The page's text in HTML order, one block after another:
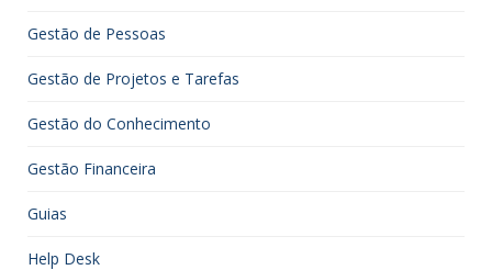
Gestão de Pessoas
Gestão de Projetos e Tarefas
Gestão do Conhecimento
Gestão Financeira
Guias
Help Desk